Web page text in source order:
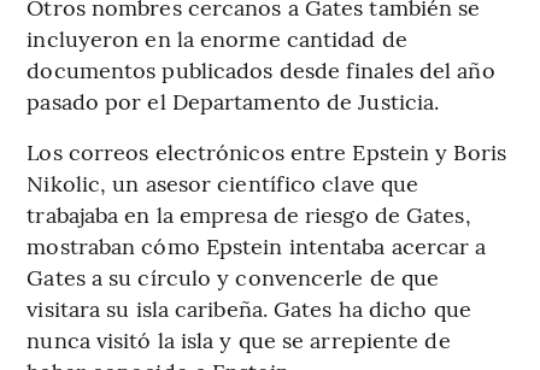
Otros nombres cercanos a Gates también se
incluyeron en la enorme cantidad de
documentos publicados desde finales del año
pasado por el Departamento de Justicia.
Los correos electrónicos entre Epstein y Boris
Nikolic, un asesor científico clave que
trabajaba en la empresa de riesgo de Gates,
mostraban cómo Epstein intentaba acercar a
Gates a su círculo y convencerle de que
visitara su isla caribeña. Gates ha dicho que
nunca visitó la isla y que se arrepiente de